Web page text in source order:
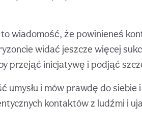
to wiadomość, że powinieneś
widać jeszcze więcej
przejąć inicjatywę i podjąć
umysłu i mów prawdę do siebie
kontaktów z ludźmi i